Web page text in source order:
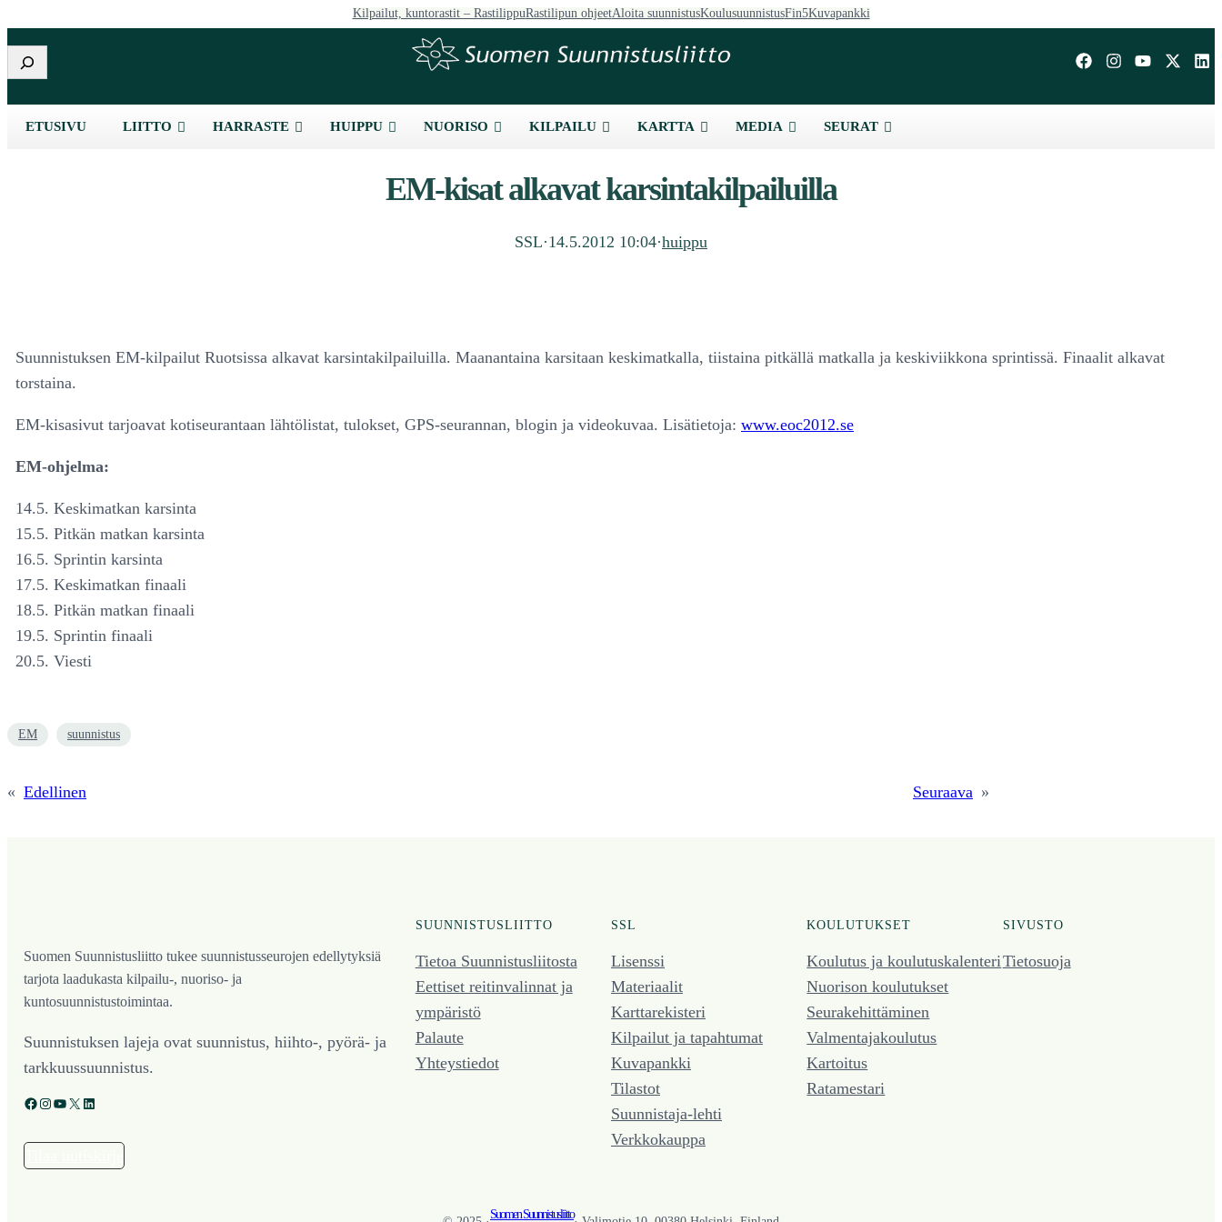
Kilpailut, kuntorastit – RastilippuRastilipun ohjeetAloita suunnistusKoulusuunnistusFin5Kuvapankki
Etsi
ETUSIVU LIITTO HARRASTE HUIPPU NUORISO KILPAILU KARTTA MEDIA SEURAT
EM-kisat alkavat karsintakilpailuilla
SSL·14.5.2012 10:04·huippu
Suunnistuksen EM-kilpailut Ruotsissa alkavat karsintakilpailuilla. Maanantaina karsitaan keskimatkalla, tiistaina pitkällä matkalla ja keskiviikkona sprintissä. Finaalit alkavat
torstaina.
EM-kisasivut tarjoavat kotiseurantaan lähtölistat, tulokset, GPS-seurannan, blogin ja videokuvaa. Lisätietoja: www.eoc2012.se
EM-ohjelma:
14.5. Keskimatkan karsinta
15.5. Pitkän matkan karsinta
16.5. Sprintin karsinta
17.5. Keskimatkan finaali
18.5. Pitkän matkan finaali
19.5. Sprintin finaali
20.5. Viesti
EM suunnistus
« Edellinen Seuraava »
Suomen Suunnistusliitto tukee suunnistusseurojen edellytyksiä
tarjota laadukasta kilpailu-, nuoriso- ja
kuntosuunnistustoimintaa.
Suunnistuksen lajeja ovat suunnistus, hiihto-, pyörä- ja
tarkkuussuunnistus.
Facebook Instagram YouTube X LinkedIn
SUUNNISTUSLIITTO
Tietoa Suunnistusliitosta
Eettiset reitinvalinnat ja
ympäristö
Palaute
Yhteystiedot
SSL
Lisenssi
Materiaalit
Karttarekisteri
Kilpailut ja tapahtumat
Kuvapankki
Tilastot
Suunnistaja-lehti
Verkkokauppa
KOULUTUKSET
Koulutus ja koulutus­kalenteri
Nuorison koulutukset
Seura­kehittäminen
Valmentaja­koulutus
Kartoitus
Ratamestari
SIVUSTO
Tietosuoja
Suomen Suunnistusliitto